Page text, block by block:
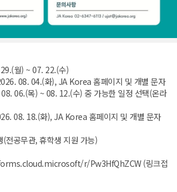
월) ~ 07. 22.(수)
08. 04.(화), JA Korea 홈페이지 및 개별 문자
06.(목) ~ 08. 12.(수) 중 가능한 일정 선택(온라
08. 18.(화), JA Korea 홈페이지 및 개별 문자
전공무관, 휴학생 지원 가능)
r/Pw3HfQhZCW(링크접